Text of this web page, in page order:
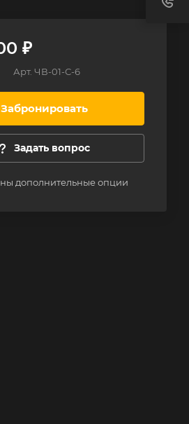
₽
Арт. ЧВ-01-С-6
Забронировать
Задать вопрос
дополнительные опции